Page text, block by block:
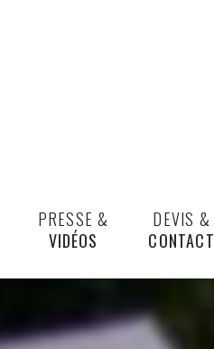
PRESSE &
VIDÉOS
DEVIS &
CONTACT